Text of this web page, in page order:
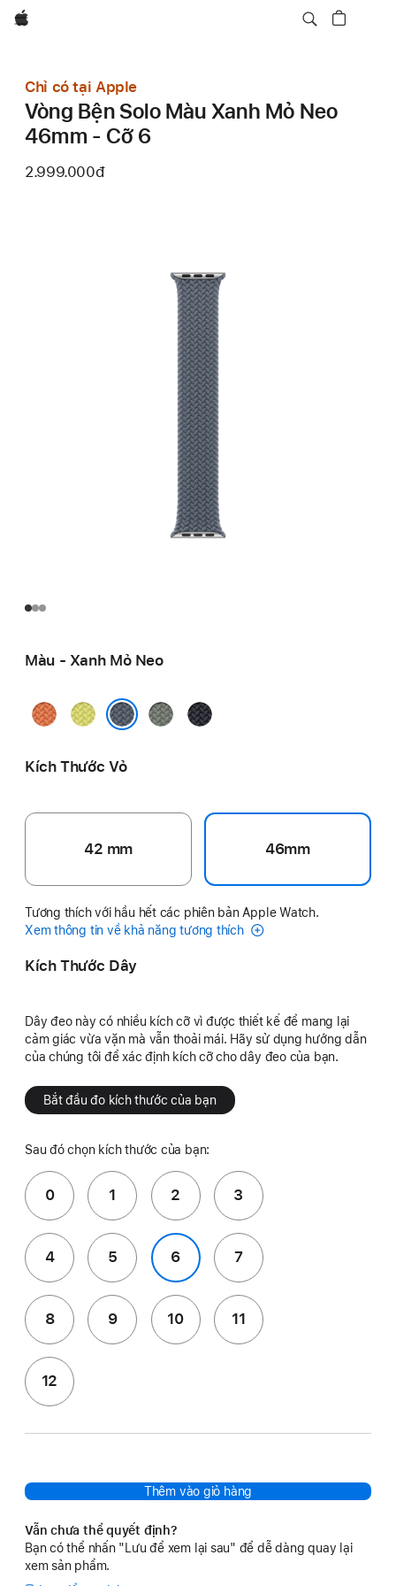
Apple
Chỉ có tại Apple
Vòng Bện Solo Màu Xanh Mỏ Neo
46mm - Cỡ 6
2.999.000đ
Màu - Xanh Mỏ Neo
Cam
Vàng
Quang
Xám
Đêm
Kích Thước Vỏ
42 mm 46mm
Tương thích với hầu hết các phiên bản Apple Watch.
Xem thông tin về khả năng tương thích
Kích Thước Dây
Dây đeo này có nhiều kích cỡ vì được thiết kế để mang lại
cảm giác vừa vặn mà vẫn thoải mái. Hãy sử dụng hướng dẫn
của chúng tôi để xác định kích cỡ cho dây đeo của bạn.
Bắt đầu đo kích thước của bạn
Sau đó chọn kích thước của bạn:
0 1 2 3
4 5 6 7
8 9 10 11
12
Thêm vào giỏ hàng
Vẫn chưa thể quyết định?
Bạn có thể nhấn "Lưu để xem lại sau" để dễ dàng quay lại
xem sản phẩm.